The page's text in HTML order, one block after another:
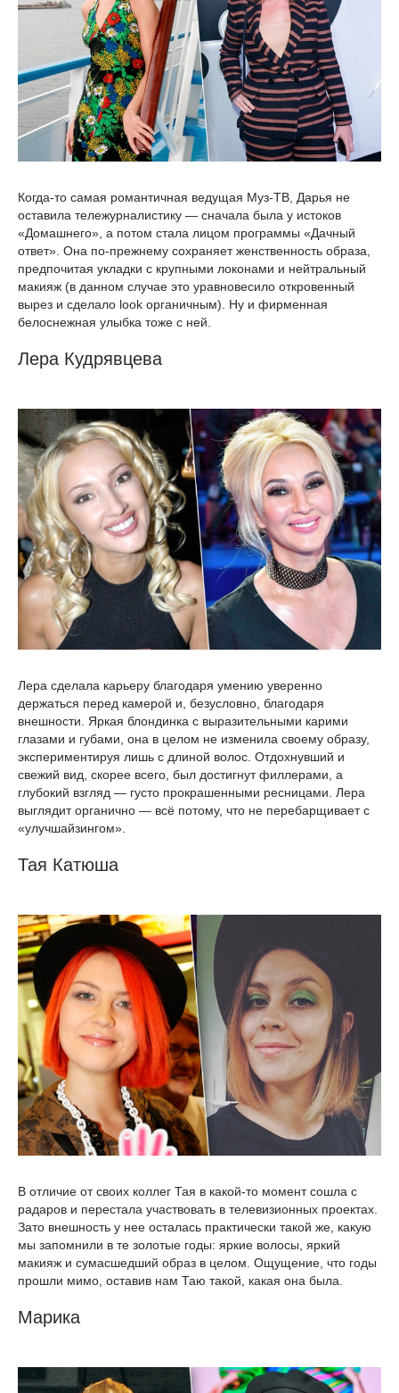
Когда-то самая романтичная ведущая Муз-ТВ, Дарья не
оставила тележурналистику — сначала была у истоков
«Домашнего», а потом стала лицом программы «Дачный
ответ». Она по‑прежнему сохраняет женственность образа,
предпочитая укладки с крупными локонами и нейтральный
макияж (в данном случае это уравновесило откровенный
вырез и сделало look органичным). Ну и фирменная
белоснежная улыбка тоже с ней.
Лера Кудрявцева
Лера сделала карьеру благодаря умению уверенно
держаться перед камерой и, безусловно, благодаря
внешности. Яркая блондинка с выразительными карими
глазами и губами, она в целом не изменила своему образу,
экспериментируя лишь с длиной волос. Отдохнувший и
свежий вид, скорее всего, был достигнут филлерами, а
глубокий взгляд — густо прокрашенными ресницами. Лера
выглядит органично — всё потому, что не перебарщивает с
«улучшайзингом».
Тая Катюша
В отличие от своих коллег Тая в какой-то момент сошла с
радаров и перестала участвовать в телевизионных проектах.
Зато внешность у нее осталась практически такой же, какую
мы запомнили в те золотые годы: яркие волосы, яркий
макияж и сумасшедший образ в целом. Ощущение, что годы
прошли мимо, оставив нам Таю такой, какая она была.
Марика